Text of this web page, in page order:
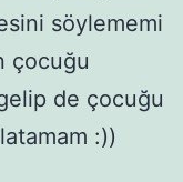
söylememi
çocuğu
de çocuğu
:))